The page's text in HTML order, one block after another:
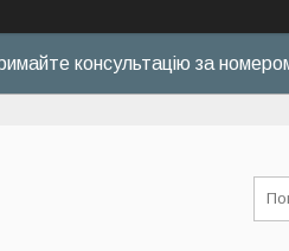
консультацію за